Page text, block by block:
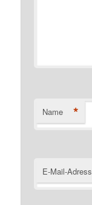
Name *
E-Mail-